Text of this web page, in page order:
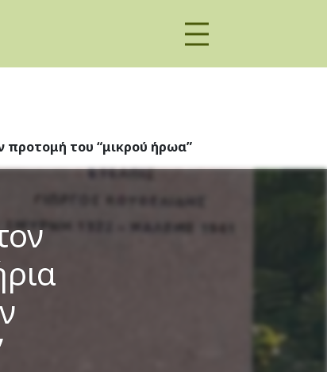
προτομή του “μικρού ήρωα”